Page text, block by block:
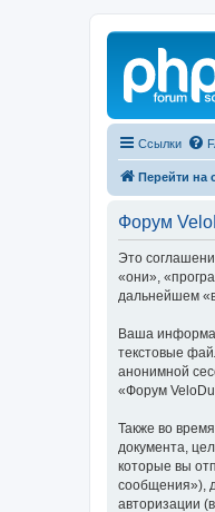
Ссылки
Перейти на
Форум
Это
«они»,
дальнейшем
Ваша
текстовые
анонимной
«Форум
Также во
документа,
которые вы
сообщения»),
авторизации